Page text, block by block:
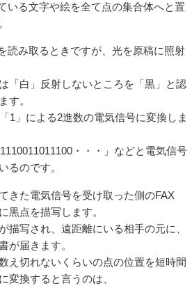
いる文字や絵を全て点の集合体へと置
読み取るときですが、光を原稿に照射
「白」反射しないところを「黒」と認
す。
1」による2進数の電気信号に変換しま
・・・」などと電気信号
るのです。
きた電気信号を受け取った側のFAX
黒点を描写します。
描写され、遠距離にいる相手の元に、
が届きます。
え切れないくらいの点の位置を短時間
変換すると言うのは、